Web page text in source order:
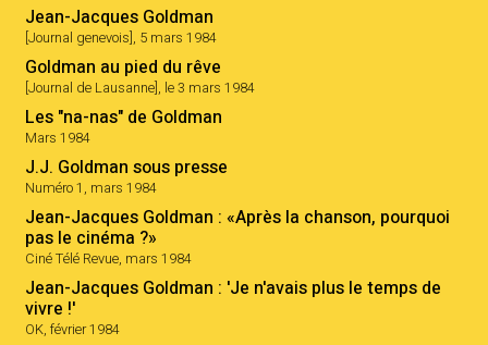
Jean-Jacques Goldman
[Journal genevois], 5 mars 1984
Goldman au pied du rêve
[Journal de Lausanne], le 3 mars 1984
Les "na-nas" de Goldman
Mars 1984
J.J. Goldman sous presse
Numéro 1, mars 1984
Jean-Jacques Goldman : «Après la chanson, pourquoi
pas le cinéma ?»
Ciné Télé Revue, mars 1984
Jean-Jacques Goldman : 'Je n'avais plus le temps de
vivre !'
OK, février 1984